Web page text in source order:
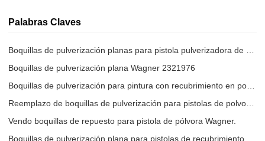
Palabras Claves
Boquillas de pulverización plana Wagner 2321976
Vendo boquillas de repuesto para pistola de pólvora Wagner.